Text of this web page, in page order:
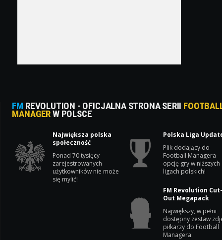
FM REVOLUTION - OFICJALNA STRONA SERII
MANAGERW POLSCE
Największa polska
społeczność
Ponad 70 tysięcy
zarejestrowanych
użytkowników nie może
się mylić!
Polska Liga
Plik dodający do
Football Managera
opcję gry w niższych
ligach polskich!
FM Revolution
Out Megapack
Największy, w pełni
dostępny zestaw
piłkarzy do Football
Managera.